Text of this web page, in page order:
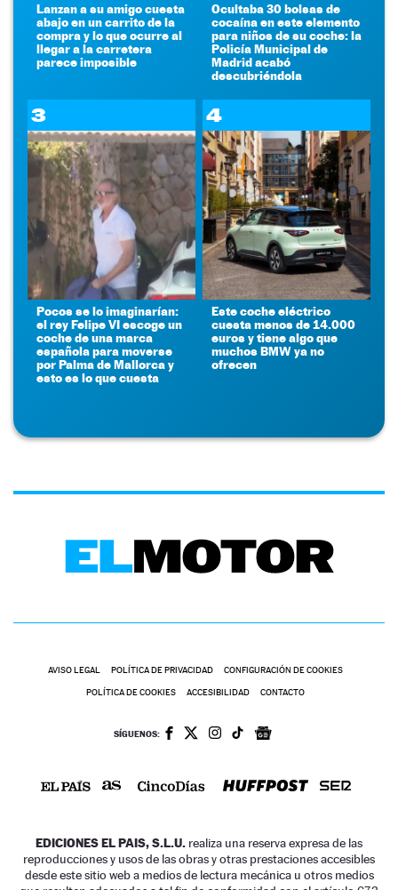
Lanzan a su amigo cuesta
abajo en un carrito de la
compra y lo que ocurre al
llegar a la carretera
parece imposible
Ocultaba 30 bolsas de
cocaína en este elemento
para niños de su coche: la
Policía Municipal de
Madrid acabó
descubriéndola
3
Pocos se lo imaginarían:
el rey Felipe VI escoge un
coche de una marca
española para moverse
por Palma de Mallorca y
esto es lo que cuesta
4
Este coche eléctrico
cuesta menos de 14.000
euros y tiene algo que
muchos BMW ya no
ofrecen
AVISO LEGAL POLÍTICA DE PRIVACIDAD CONFIGURACIÓN DE COOKIES
POLÍTICA DE COOKIES ACCESIBILIDAD CONTACTO
SÍGUENOS:
EDICIONES EL PAIS, S.L.U. realiza una reserva expresa de las
reproducciones y usos de las obras y otras prestaciones accesibles
desde este sitio web a medios de lectura mecánica u otros medios